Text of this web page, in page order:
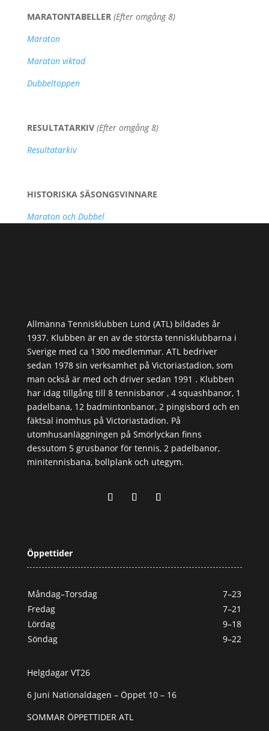
MARATONTABELLER (Efter omgång 8)
Maraton
Maraton viktad
Dubbeltoppen
RESULTATARKIV (Efter omgång 8)
Resultatarkiv
HISTORISKA SÄSONGSVINNARE
Maraton och Dubbel
Allmänna Tennisklubben Lund (ATL) bildades år
1937. Klubben är en av de största tennisklubbarna i
Sverige med ca 1300 medlemmar. ATL bedriver
sedan 1978 sin verksamhet på Victoriastadion, som
man också är med och driver sedan 1991 . Klubben
har idag tillgång till 8 tennisbanor , 4 squashbanor, 1
padelbana, 12 badmintonbanor, 2 pingisbord och en
fäktsal inomhus på Victoriastadion. På
utomhusanläggningen på Smörlyckan finns
dessutom 5 grusbanor för tennis, 2 padelbanor,
minitennisbana, bollplank och utegym.
Öppettider
Måndag–Torsdag
7–23
Fredag
7–21
Lördag
9–18
Söndag
9–22
Helgdagar VT26
6 Juni Nationaldagen – Öppet 10 – 16
SOMMAR ÖPPETTIDER ATL